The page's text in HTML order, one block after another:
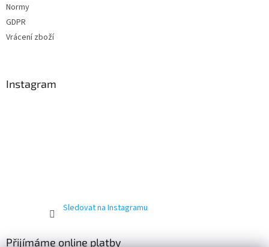
Normy
GDPR
Vrácení zboží
Instagram
Sledovat na Instagramu
Přijímáme online platby